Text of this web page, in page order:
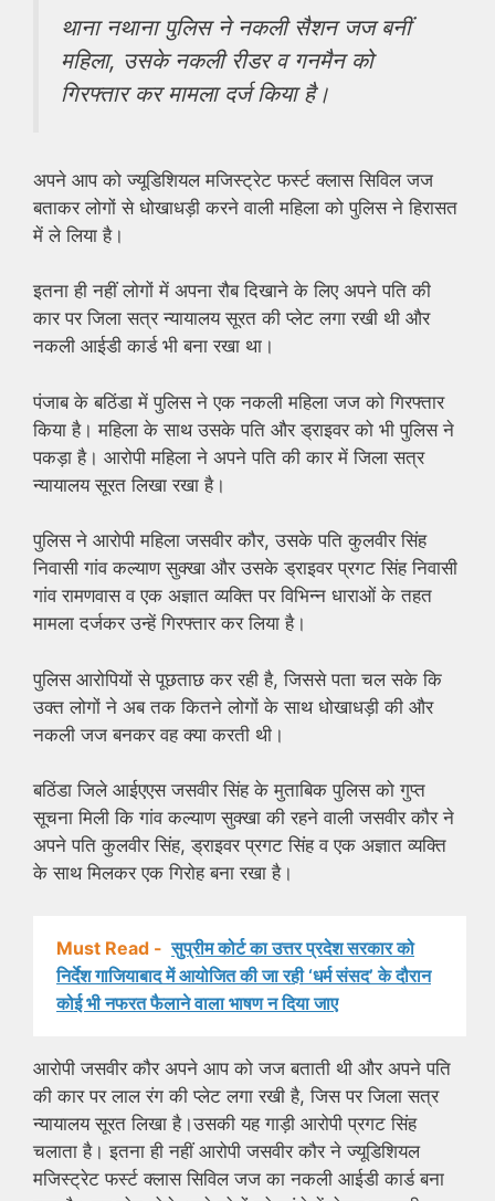
थाना नथाना पुलिस ने नकली सैशन जज बनीं
महिला, उसके नकली रीडर व गनमैन को
गिरफ्तार कर मामला दर्ज किया है।
अपने आप को ज्यूडिशियल मजिस्ट्रेट फर्स्ट क्लास सिविल जज
बताकर लोगों से धोखाधड़ी करने वाली महिला को पुलिस ने हिरासत
में ले लिया है।
इतना ही नहीं लोगों में अपना रौब दिखाने के लिए अपने पति की
कार पर जिला सत्र न्यायालय सूरत की प्लेट लगा रखी थी और
नकली आईडी कार्ड भी बना रखा था।
पंजाब के बठिंडा में पुलिस ने एक नकली महिला जज को गिरफ्तार
किया है। महिला के साथ उसके पति और ड्राइवर को भी पुलिस ने
पकड़ा है। आरोपी महिला ने अपने पति की कार में जिला सत्र
न्यायालय सूरत लिखा रखा है।
पुलिस ने आरोपी महिला जसवीर कौर, उसके पति कुलवीर सिंह
निवासी गांव कल्याण सुक्खा और उसके ड्राइवर प्रगट सिंह निवासी
गांव रामणवास व एक अज्ञात व्यक्ति पर विभिन्न धाराओं के तहत
मामला दर्जकर उन्हें गिरफ्तार कर लिया है।
पुलिस आरोपियों से पूछताछ कर रही है, जिससे पता चल सके कि
उक्त लोगों ने अब तक कितने लोगों के साथ धोखाधड़ी की और
नकली जज बनकर वह क्या करती थी।
बठिंडा जिले आईएएस जसवीर सिंह के मुताबिक पुलिस को गुप्त
सूचना मिली कि गांव कल्याण सुक्खा की रहने वाली जसवीर कौर ने
अपने पति कुलवीर सिंह, ड्राइवर प्रगट सिंह व एक अज्ञात व्यक्ति
के साथ मिलकर एक गिरोह बना रखा है।
Must Read - सुप्रीम कोर्ट का उत्तर प्रदेश सरकार को
निर्देश गाजियाबाद में आयोजित की जा रही ‘धर्म संसद’ के दौरान
कोई भी नफरत फैलाने वाला भाषण न दिया जाए
आरोपी जसवीर कौर अपने आप को जज बताती थी और अपने पति
की कार पर लाल रंग की प्लेट लगा रखी है, जिस पर जिला सत्र
न्यायालय सूरत लिखा है।उसकी यह गाड़ी आरोपी प्रगट सिंह
चलाता है। इतना ही नहीं आरोपी जसवीर कौर ने ज्यूडिशियल
मजिस्ट्रेट फर्स्ट क्लास सिविल जज का नकली आईडी कार्ड बना